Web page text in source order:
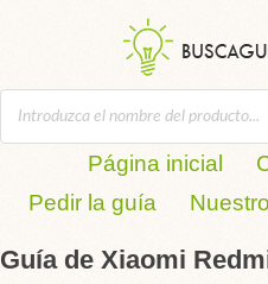
Página inicial
Pedir la guía
Guía de Xiaomi